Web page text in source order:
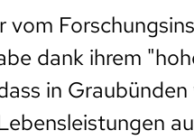
vom
dank ihrem
in